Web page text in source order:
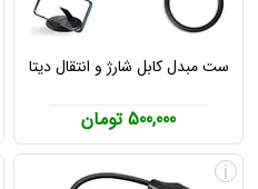
ست مبدل کابل شارژ و انتقال دیتا
500,000 تومان
i